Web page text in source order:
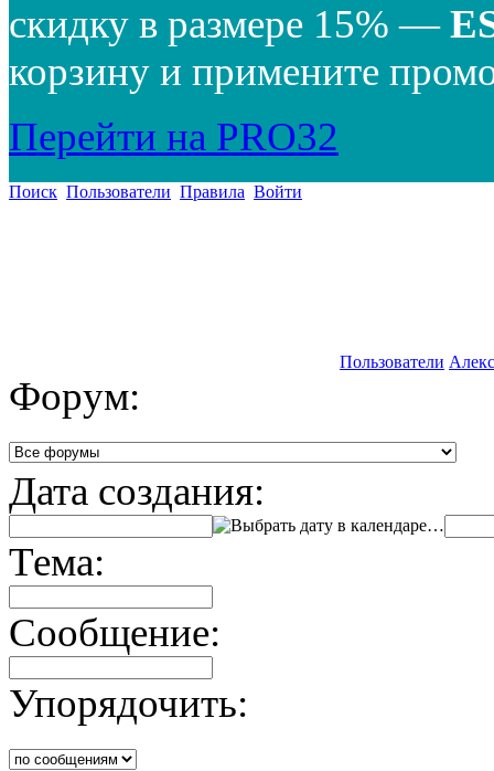
скидку в размере 15% —
корзину и примените
Перейти на PRO32
Поиск Пользователи Правила Войти
Пользователи
Форум:
Дата создания:
…
Тема:
Сообщение:
Упорядочить: